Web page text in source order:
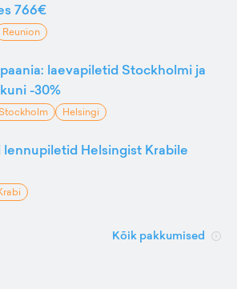
766€
Reunion
laevapiletid Stockholmi ja
-30%
Helsingi
lennupiletid Helsingist Krabile
Kõik pakkumised